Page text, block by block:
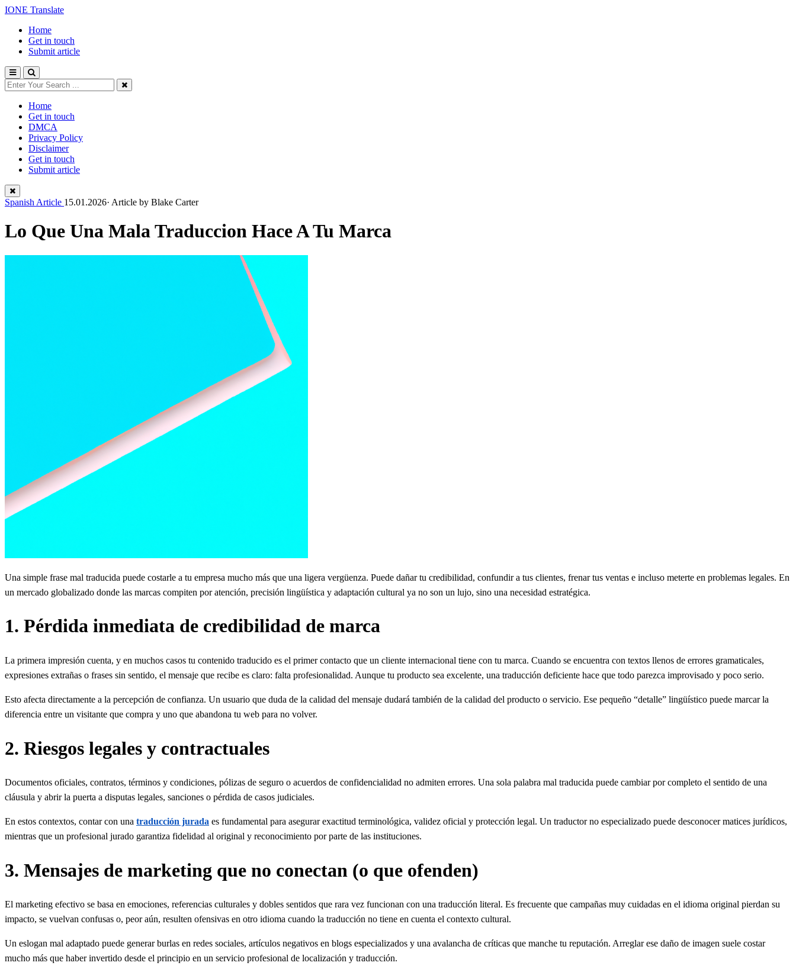
IONE Translate
Home
Get in touch
Submit article
Home
Get in touch
DMCA
Privacy Policy
Disclaimer
Get in touch
Submit article
Spanish Article 15.01.2026· Article by Blake Carter
Lo Que Una Mala Traduccion Hace A Tu Marca
Una simple frase mal traducida puede costarle a tu empresa mucho más que una ligera vergüenza. Puede dañar tu credibilidad, confundir a tus clientes, frenar tus ventas e incluso meterte en problemas legales. En
un mercado globalizado donde las marcas compiten por atención, precisión lingüística y adaptación cultural ya no son un lujo, sino una necesidad estratégica.
1. Pérdida inmediata de credibilidad de marca
La primera impresión cuenta, y en muchos casos tu contenido traducido es el primer contacto que un cliente internacional tiene con tu marca. Cuando se encuentra con textos llenos de errores gramaticales,
expresiones extrañas o frases sin sentido, el mensaje que recibe es claro: falta profesionalidad. Aunque tu producto sea excelente, una traducción deficiente hace que todo parezca improvisado y poco serio.
Esto afecta directamente a la percepción de confianza. Un usuario que duda de la calidad del mensaje dudará también de la calidad del producto o servicio. Ese pequeño “detalle” lingüístico puede marcar la
diferencia entre un visitante que compra y uno que abandona tu web para no volver.
2. Riesgos legales y contractuales
Documentos oficiales, contratos, términos y condiciones, pólizas de seguro o acuerdos de confidencialidad no admiten errores. Una sola palabra mal traducida puede cambiar por completo el sentido de una
cláusula y abrir la puerta a disputas legales, sanciones o pérdida de casos judiciales.
En estos contextos, contar con una traducción jurada es fundamental para asegurar exactitud terminológica, validez oficial y protección legal. Un traductor no especializado puede desconocer matices jurídicos,
mientras que un profesional jurado garantiza fidelidad al original y reconocimiento por parte de las instituciones.
3. Mensajes de marketing que no conectan (o que ofenden)
El marketing efectivo se basa en emociones, referencias culturales y dobles sentidos que rara vez funcionan con una traducción literal. Es frecuente que campañas muy cuidadas en el idioma original pierdan su
impacto, se vuelvan confusas o, peor aún, resulten ofensivas en otro idioma cuando la traducción no tiene en cuenta el contexto cultural.
Un eslogan mal adaptado puede generar burlas en redes sociales, artículos negativos en blogs especializados y una avalancha de críticas que manche tu reputación. Arreglar ese daño de imagen suele costar
mucho más que haber invertido desde el principio en un servicio profesional de localización y traducción.